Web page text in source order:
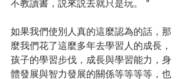
不教讀書，説來説去就只是玩。＂
如果我們使別人真的這麼認為的話，那
麼我們花了這麼多年去學習人的成長，
孩子的學習步伐，成長與學習能力，身
體發展與智力發展的關係等等等等，也